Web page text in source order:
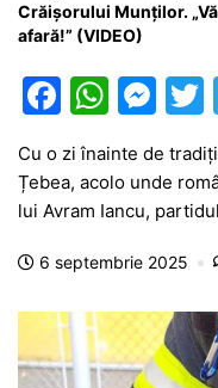
Crăișorului Munților.
afară!” (VIDEO)
F
a
c
e
b
o
o
k
W
at
s
A
p
p
M
s
s
e
g
er
w
Cu o zi înainte de
Țebea, acolo unde
lui Avram Iancu,
6 septembrie 2025